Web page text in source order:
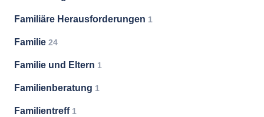
Familiäre Herausforderungen 1
Familie 24
Familie und Eltern 1
Familienberatung 1
Familientreff 1